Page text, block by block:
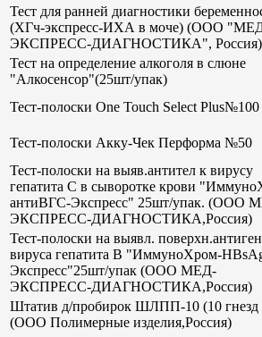
Тест для ранней диагностики
(ХГч-экспресс-ИХА в моче) (ООО
ЭКСПРЕСС-ДИАГНОСТИКА", Россия)
Тест на определение алкоголя в слюне
"Алкосенсор"(25шт/упак)
Тест-полоски One Touch Select Plus№100
Тест-полоски Акку-Чек Перформа №50
Тест-полоски на выяв.антител к вирусу
гепатита С в сыворотке крови
антиВГС-Экспресс" 25шт/упак. (ООО
ЭКСПРЕСС-ДИАГНОСТИКА,Россия)
Тест-полоски на выявл.
вируса гепатита В "ИммуноХром-
Экспресс"25шт/упак (ООО МЕД-
ЭКСПРЕСС-ДИАГНОСТИКА,Россия)
Штатив д/пробирок ШЛПП-10 (10 гнезд
(ООО Полимерные изделия,Россия)